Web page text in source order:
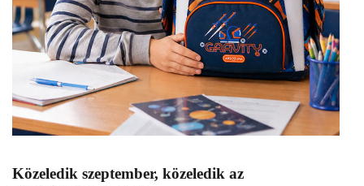
Közeledik szeptember, közeledik az